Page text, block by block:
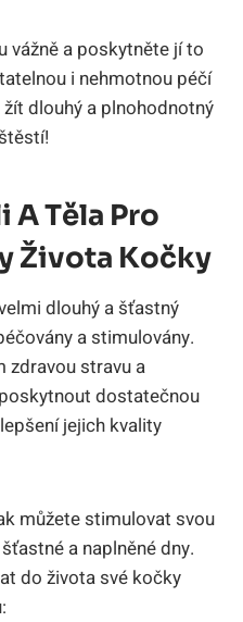
vážně a poskytněte jí to
i nehmotnou péčí
dlouhý a plnohodnotný
A Těla Pro
Života Kočky
dlouhý a šťastný
a stimulovány.
zdravou stravu a
dostatečnou
jejich kvality
můžete stimulovat svou
a naplněné dny.
do života své kočky